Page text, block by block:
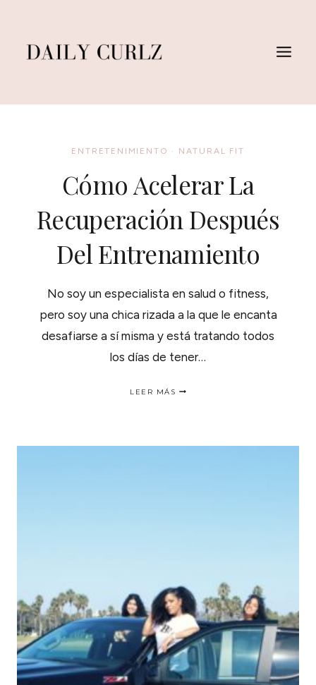
Contenido
ENTRETENIMIENTO · NATURAL FIT
Cómo Acelerar La
Recuperación Después
Del Entrenamiento
No soy un especialista en salud o fitness,
pero soy una chica rizada a la que le encanta
desafiarse a sí misma y está tratando todos
los días de tener…
LEER MÁS
DEL